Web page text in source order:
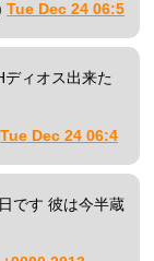
Tue Dec 24 06:5
ィオス出来た
Tue Dec 24 06:4
です 彼は今半蔵